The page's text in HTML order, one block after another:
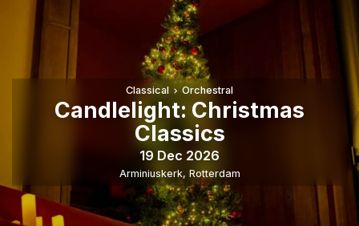
Classical Orchestral
Candlelight: Christmas
Classics
19 Dec 2026
Arminiuskerk, Rotterdam